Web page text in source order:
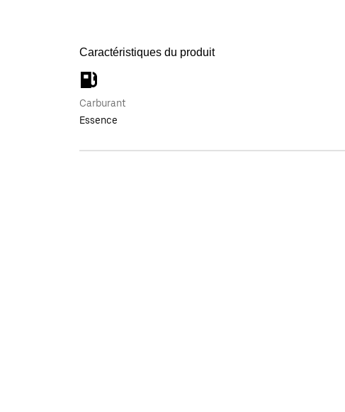
Caractéristiques du produit
Carburant
Essence